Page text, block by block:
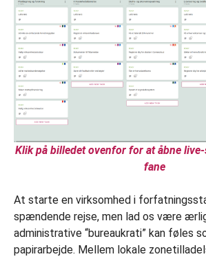
Klik på billedet ovenfor for at åbne
fane
At starte en virksomhed i
spændende rejse, men lad os være
administrative “bureaukrati” kan føles
papirarbejde. Mellem lokale